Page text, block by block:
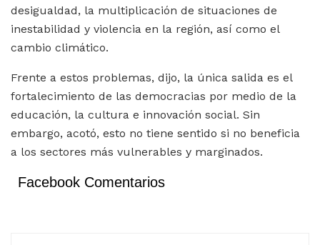
desigualdad, la multiplicación de situaciones de
inestabilidad y violencia en la región, así como el
cambio climático.
Frente a estos problemas, dijo, la única salida es el
fortalecimiento de las democracias por medio de la
educación, la cultura e innovación social. Sin
embargo, acotó, esto no tiene sentido si no beneficia
a los sectores más vulnerables y marginados.
Facebook Comentarios